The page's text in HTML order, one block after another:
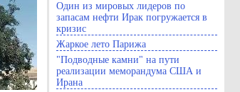
Один из мировых лидеров по
запасам нефти Ирак погружается в
кризис
Жаркое лето Парижа
"Подводные камни" на пути
реализации меморандума США и
Ирана